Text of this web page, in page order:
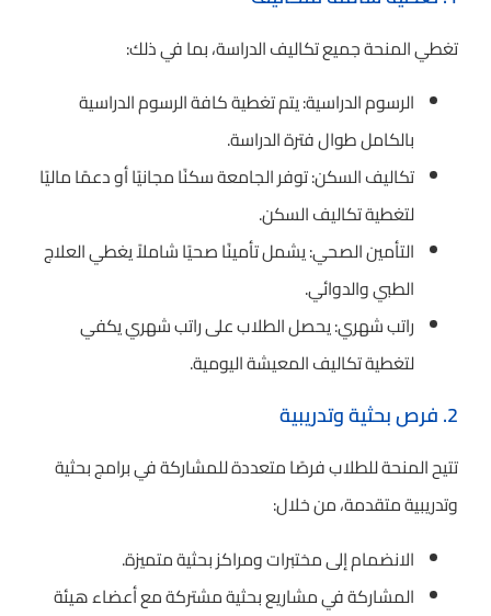
تغطي المنحة جميع تكاليف الدراسة، بما في ذلك:
الرسوم الدراسية: يتم تغطية كافة الرسوم الدراسية
بالكامل طوال فترة الدراسة.
تكاليف السكن: توفر الجامعة سكنًا مجانيًا أو دعمًا ماليًا
لتغطية تكاليف السكن.
التأمين الصحي: يشمل تأمينًا صحيًا شاملاً يغطي العلاج
الطبي والدوائي.
راتب شهري: يحصل الطلاب على راتب شهري يكفي
لتغطية تكاليف المعيشة اليومية.
2. فرص بحثية وتدريبية
تتيح المنحة للطلاب فرصًا متعددة للمشاركة في برامج بحثية
وتدريبية متقدمة، من خلال:
الانضمام إلى مختبرات ومراكز بحثية متميزة.
المشاركة في مشاريع بحثية مشتركة مع أعضاء هيئة